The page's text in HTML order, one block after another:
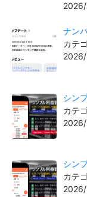
ナン
カテ
シン
カテ
シン
カテ